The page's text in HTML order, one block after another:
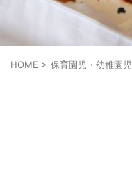
HOME > 保育園児・幼稚園児